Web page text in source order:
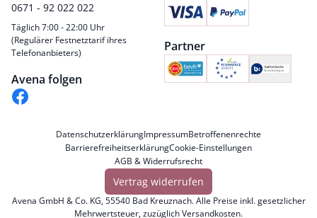
0671 - 92 022 022
Täglich 7:00 - 22:00 Uhr
(Regulärer Festnetztarif ihres
Telefonanbieters)
Avena folgen
Partner
DatenschutzerklärungImpressumBetroffenenrechte
BarrierefreiheitserklärungCookie-Einstellungen
AGB & Widerrufsrecht
Vertrag widerrufen
Avena GmbH & Co. KG, 55540 Bad Kreuznach. Alle Preise inkl. gesetzlicher
Mehrwertsteuer, zuzüglichVersandkosten.